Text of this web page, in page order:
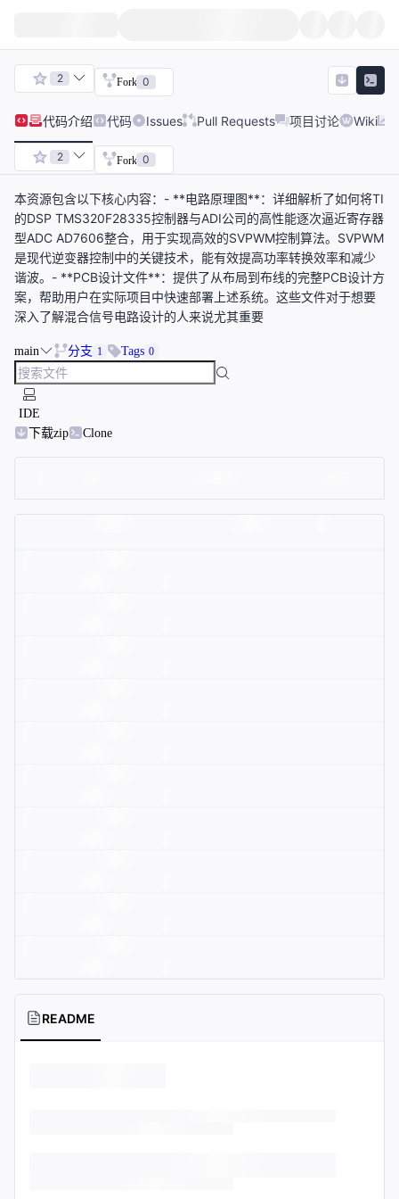
2 Fork 0
代码介绍 代码 Issues Pull Requests 项目讨论 Wiki
2 Fork 0
本资源包含以下核心内容：- **电路原理图**：详细解析了如何将TI
的DSP TMS320F28335控制器与ADI公司的高性能逐次逼近寄存器
型ADC AD7606整合，用于实现高效的SVPWM控制算法。SVPWM
是现代逆变器控制中的关键技术，能有效提高功率转换效率和减少
谐波。- **PCB设计文件**：提供了从布局到布线的完整PCB设计方
案，帮助用户在实际项目中快速部署上述系统。这些文件对于想要
深入了解混合信号电路设计的人来说尤其重要
main 分支 1 Tags 0
IDE
下载zip
Clone
README